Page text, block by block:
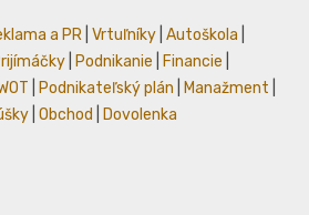
a PR Vrtuľníky Autoškola
Podnikanie Financie
Podnikateľský plán Manažment
Obchod Dovolenka